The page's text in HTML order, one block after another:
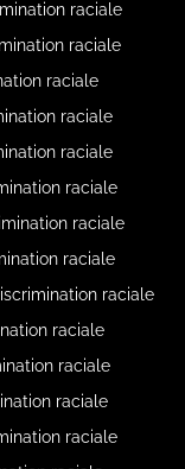
raciale
raciale
raciale
raciale
raciale
raciale
raciale
raciale
raciale
raciale
raciale
raciale
raciale